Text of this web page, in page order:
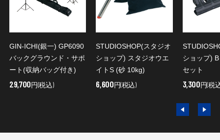
GIN-ICHI(銀一) GP6090
バックグラウンド・サポ
ート(収納バッグ付き)
29,700円(税込)
STUDIOSHOP(スタジオ
ショップ) スタジオウエ
イトS (砂 10kg)
6,600円(税込)
ショップ)
セット
3,300円(税